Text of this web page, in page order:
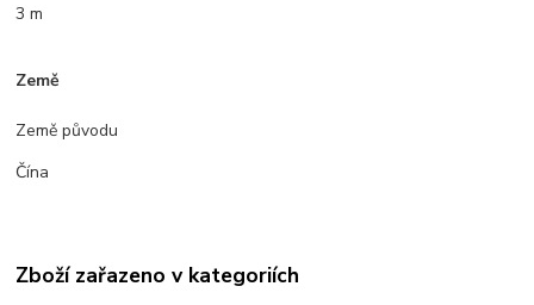
3 m
Země
Země původu
Čína
Zboží zařazeno v kategoriích